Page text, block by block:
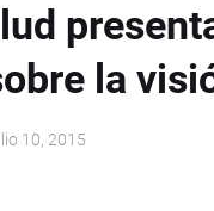
la
10, 2015